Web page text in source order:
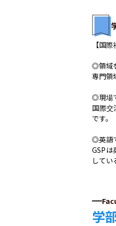
【国
◎領域
専門領
◎現場
国際交
です。
◎英語
GSP
してい
学